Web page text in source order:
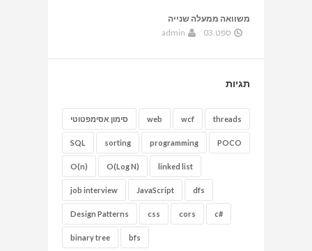
משוואה ממעלה שנייה
ספט.03
admin
תגיות
סימון אסימפטוטי web wcf threads
SQL sorting programming POCO
O(n) O(Log N) linked list
job interview JavaScript dfs
Design Patterns css cors c#
binary tree bfs